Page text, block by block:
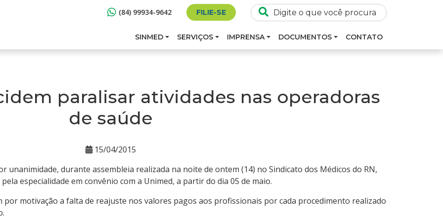
(84) 99934-9642 FILIE-SE
SINMED SERVIÇOS IMPRENSA DOCUMENTOS CONTATO
paralisar atividades nas operadoras
de saúde
15/04/2015
unanimidade, durante assembleia realizada na noite de ontem (14) no Sindicato dos Médicos do RN,
especialidade em convênio com a Unimed, a partir do dia 05 de maio.
motivação a falta de reajuste nos valores pagos aos profissionais por cada procedimento realizado